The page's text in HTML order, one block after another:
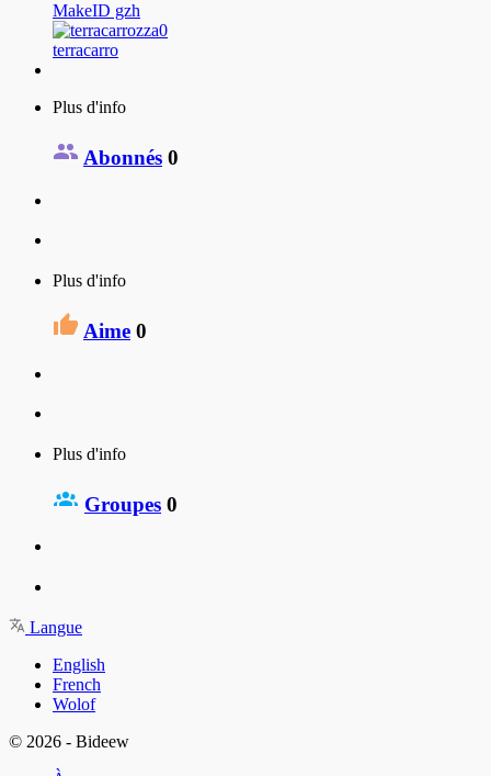
MakeID gzh
terracarro
Plus d'info
Abonnés 0
Plus d'info
Aime 0
Plus d'info
Groupes 0
Langue
English
French
Wolof
© 2026 - Bideew